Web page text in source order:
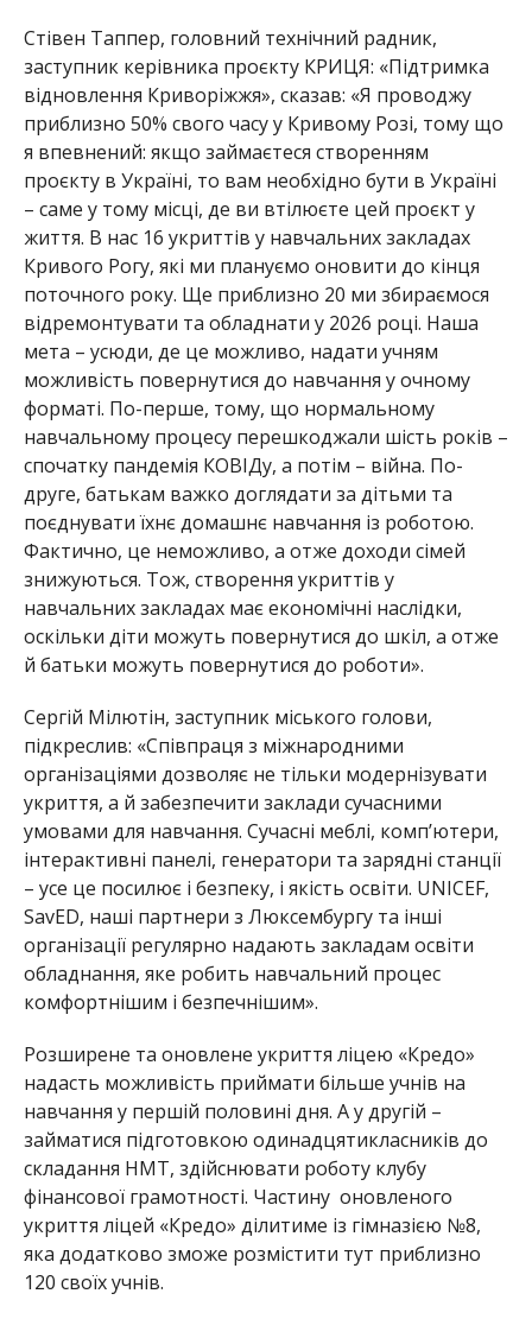
Стівен Таппер, головний технічний радник,
заступник керівника проєкту КРИЦЯ: «Підтримка
відновлення Криворіжжя», сказав: «Я проводжу
приблизно 50% свого часу у Кривому Розі, тому що
я впевнений: якщо займаєтеся створенням
проєкту в Україні, то вам необхідно бути в Україні
– саме у тому місці, де ви втілюєте цей проєкт у
життя. В нас 16 укриттів у навчальних закладах
Кривого Рогу, які ми плануємо оновити до кінця
поточного року. Ще приблизно 20 ми збираємося
відремонтувати та обладнати у 2026 році. Наша
мета – усюди, де це можливо, надати учням
можливість повернутися до навчання у очному
форматі. По-перше, тому, що нормальному
навчальному процесу перешкоджали шість років –
спочатку пандемія КОВІДу, а потім – війна. По-
друге, батькам важко доглядати за дітьми та
поєднувати їхнє домашнє навчання із роботою.
Фактично, це неможливо, а отже доходи сімей
знижуються. Тож, створення укриттів у
навчальних закладах має економічні наслідки,
оскільки діти можуть повернутися до шкіл, а отже
й батьки можуть повернутися до роботи».
Сергій Мілютін, заступник міського голови,
підкреслив: «Співпраця з міжнародними
організаціями дозволяє не тільки модернізувати
укриття, а й забезпечити заклади сучасними
умовами для навчання. Сучасні меблі, комп’ютери,
інтерактивні панелі, генератори та зарядні станції
– усе це посилює і безпеку, і якість освіти. UNICEF,
SavED, наші партнери з Люксембургу та інші
організації регулярно надають закладам освіти
обладнання, яке робить навчальний процес
комфортнішим і безпечнішим».
Розширене та оновлене укриття ліцею «Кредо»
надасть можливість приймати більше учнів на
навчання у першій половині дня. А у другій –
займатися підготовкою одинадцятикласників до
складання НМТ, здійснювати роботу клубу
фінансової грамотності. Частину оновленого
укриття ліцей «Кредо» ділитиме із гімназією №8,
яка додатково зможе розмістити тут приблизно
120 своїх учнів.